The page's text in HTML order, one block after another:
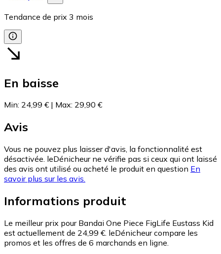
Tendance de prix 3 mois
En baisse
Min: 24,99 € | Max: 29,90 €
Avis
Vous ne pouvez plus laisser d'avis, la fonctionnalité est
désactivée. leDénicheur ne vérifie pas si ceux qui ont laissé
des avis ont utilisé ou acheté le produit en question En
savoir plus sur les avis.
Informations produit
Le meilleur prix pour Bandai One Piece FigLife Eustass Kid
est actuellement de 24,99 €. leDénicheur compare les
promos et les offres de 6 marchands en ligne.